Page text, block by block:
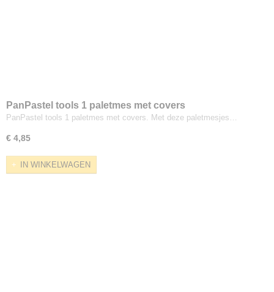
PanPastel tools 1 paletmes met covers
PanPastel tools 1 paletmes met covers. Met deze paletmesjes…
€ 4,85
IN WINKELWAGEN